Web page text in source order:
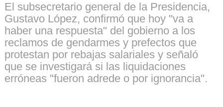
El subsecretario general de la Presidencia,
Gustavo López, confirmó que hoy "va a
haber una respuesta" del gobierno a los
reclamos de gendarmes y prefectos que
protestan por rebajas salariales y señaló
que se investigará si las liquidaciones
erróneas "fueron adrede o por ignorancia".